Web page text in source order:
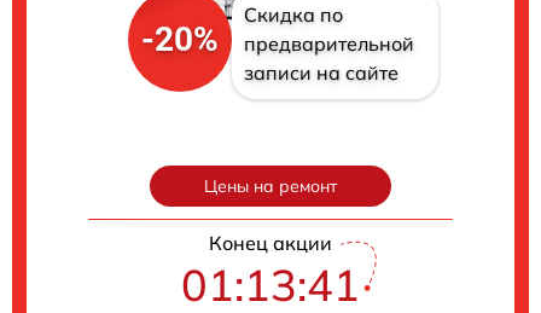
-20%
Скидка по
предварительной
записи на сайте
Цены на ремонт
Конец акции
01:13:40